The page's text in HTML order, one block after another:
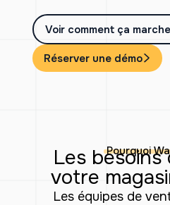
Voir comment ça marche
Réserver une démo
Pourquoi
Les besoins
votre
Les équipes de